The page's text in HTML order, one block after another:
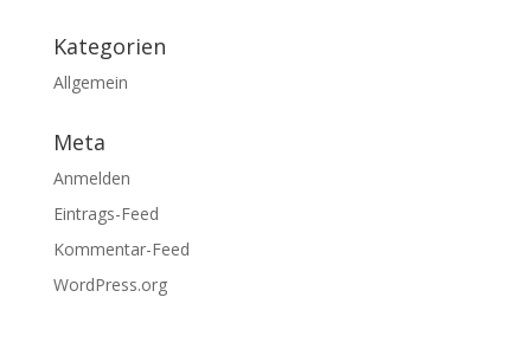
Kategorien
Allgemein
Meta
Anmelden
Eintrags-Feed
Kommentar-Feed
WordPress.org